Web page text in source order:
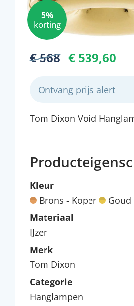
5%
korting
€ 568 € 539,60
Ontvang prijs alert
Tom Dixon Void
Kleur
Brons - Koper
Goud
Materiaal
IJzer
Merk
Tom Dixon
Categorie
Hanglampen